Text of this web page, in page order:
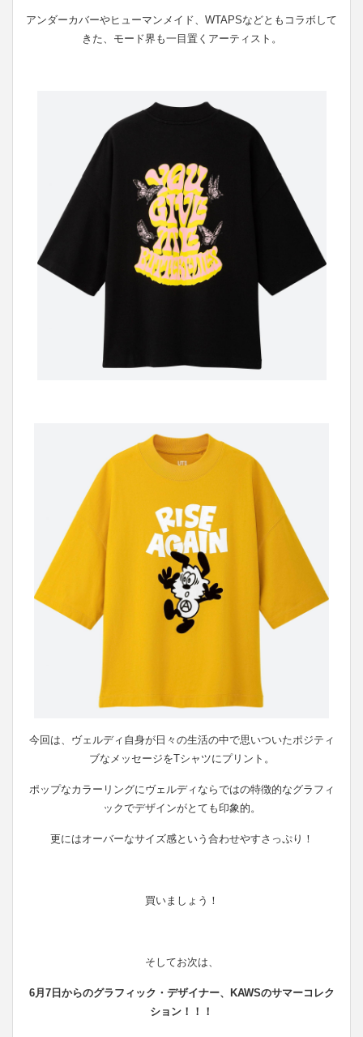
アンダーカバーやヒューマンメイド、WTAPSなどともコラボして
きた、モード界も一目置くアーティスト。
今回は、ヴェルディ自身が日々の生活の中で思いついたポジティ
ブなメッセージをTシャツにプリント。
ポップなカラーリングにヴェルディならではの特徴的なグラフィ
ックでデザインがとても印象的。
更にはオーバーなサイズ感という合わせやすさっぷり！
買いましょう！
そしてお次は、
6月7日からのグラフィック・デザイナー、KAWSのサマーコレク
ション！！！